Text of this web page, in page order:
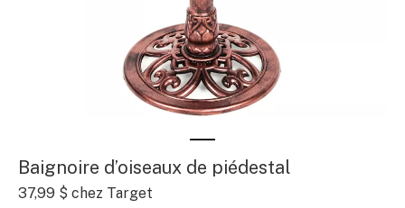
Baignoire d’oiseaux de piédestal
37,99 $ chez Target